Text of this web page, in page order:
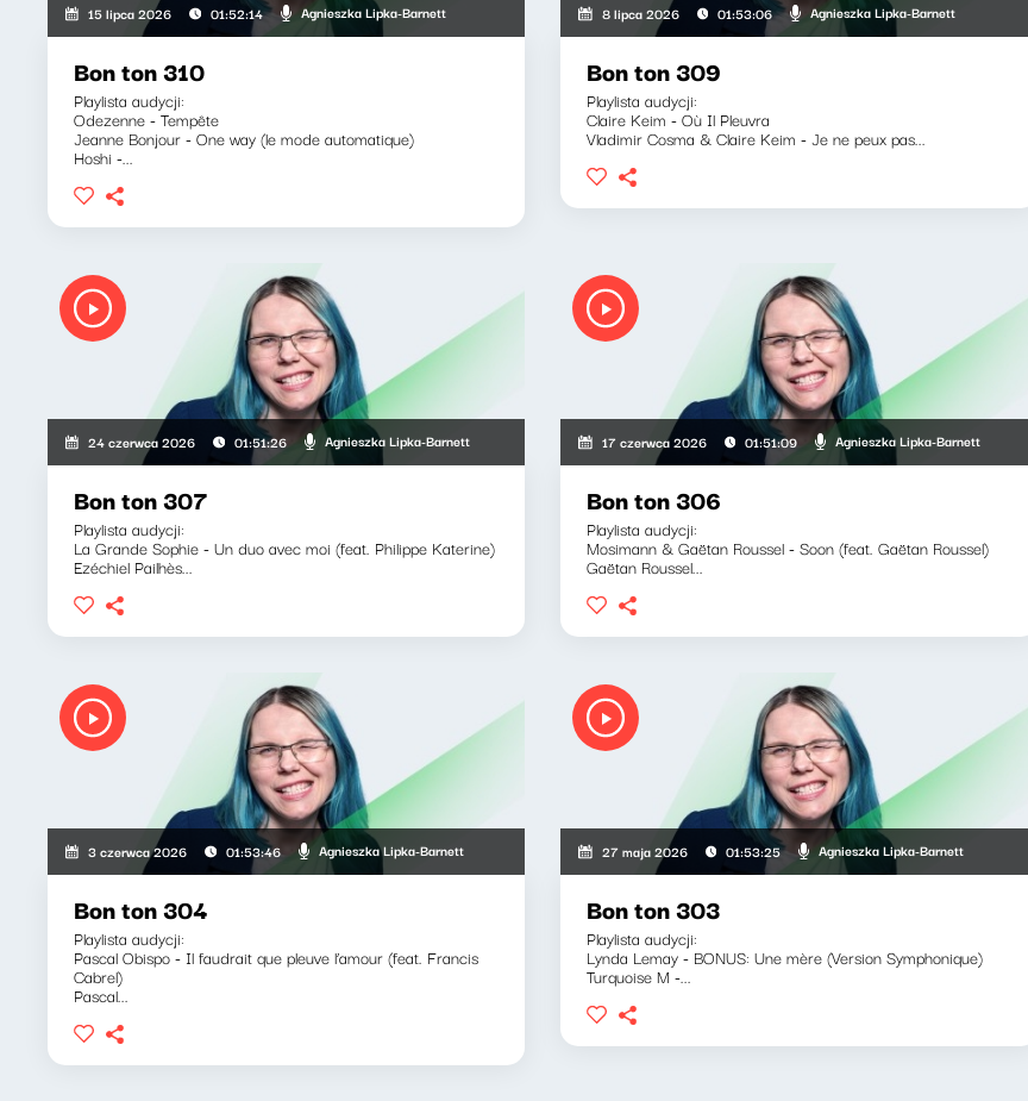
15 lipca 2026 01:52:14 Agnieszka Lipka-Barnett
Bon ton 310
Playlista audycji:
Odezenne - Tempête
Jeanne Bonjour - One way (le mode automatique)
Hoshi -...
8 lipca 2026 01:53:06 Agnieszka Lipka-Barnett
Bon ton 309
Playlista audycji:
Claire Keim - Où Il Pleuvra
Vladimir Cosma & Claire Keim - Je ne peux pas...
24 czerwca 2026 01:51:26 Agnieszka Lipka-Barnett
Bon ton 307
Playlista audycji:
La Grande Sophie - Un duo avec moi (feat. Philippe Katerine)
Ezéchiel Pailhès...
17 czerwca 2026 01:51:09 Agnieszka Lipka-Barnett
Bon ton 306
Playlista audycji:
Mosimann & Gaëtan Roussel - Soon (feat. Gaëtan Roussel)
Gaëtan Roussel...
3 czerwca 2026 01:53:46 Agnieszka Lipka-Barnett
Bon ton 304
Playlista audycji:
Pascal Obispo - Il faudrait que pleuve l’amour (feat. Francis
Cabrel)
Pascal...
27 maja 2026 01:53:25 Agnieszka Lipka-Barnett
Bon ton 303
Playlista audycji:
Lynda Lemay - BONUS: Une mère (Version Symphonique)
Turquoise M -...